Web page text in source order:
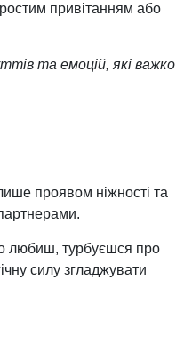
привітанням або
та емоцій, які важко
проявом ніжності та
любиш, турбуєшся про
силу згладжувати